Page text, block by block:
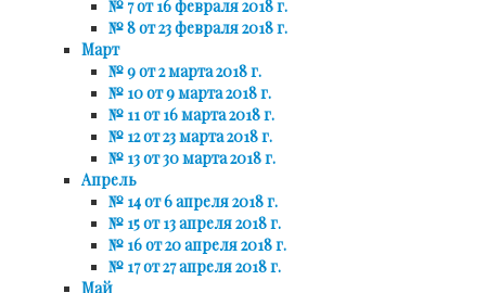
№ 7 от 16 февраля 2018 г.
№ 8 от 23 февраля 2018 г.
Март
№ 9 от 2 марта 2018 г.
№ 10 от 9 марта 2018 г.
№ 11 от 16 марта 2018 г.
№ 12 от 23 марта 2018 г.
№ 13 от 30 марта 2018 г.
Апрель
№ 14 от 6 апреля 2018 г.
№ 15 от 13 апреля 2018 г.
№ 16 от 20 апреля 2018 г.
№ 17 от 27 апреля 2018 г.
Май